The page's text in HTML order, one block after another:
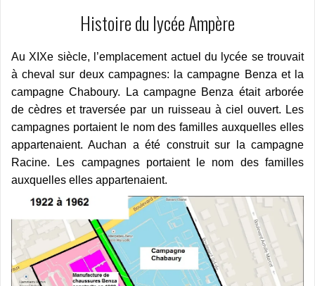
Histoire du lycée Ampère
Au XIXe siècle, l’emplacement actuel du lycée se trouvait
à cheval sur deux campagnes: la campagne Benza et la
campagne Chaboury. La campagne Benza était arborée
de cèdres et traversée par un ruisseau à ciel ouvert. Les
campagnes portaient le nom des familles auxquelles elles
appartenaient. Auchan a été construit sur la campagne
Racine. Les campagnes portaient le nom des familles
auxquelles elles appartenaient.